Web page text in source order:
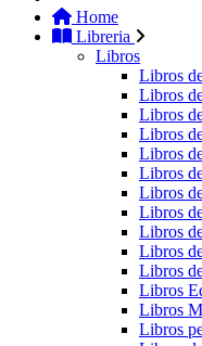
Home
Libreria
Libros
Libros
Libros
Libros
Libros
Libros
Libros
Libros
Libros
Libros
Libros
Libros
Libros
Libros
Libros